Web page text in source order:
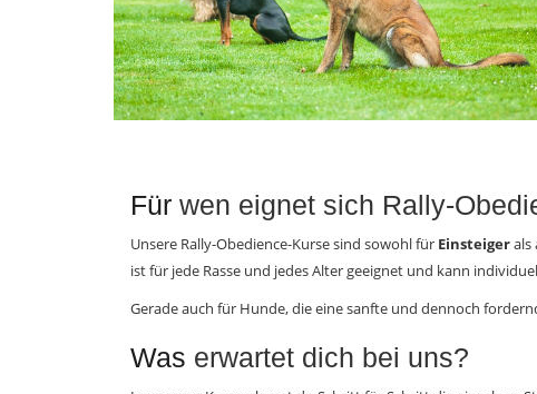
Für wen eignet sich Rally-
Unsere Rally-Obedience-Kurse sind sowohl für Einsteigerals
ist für jede Rasse und jedes Alter geeignet und kann
Gerade auch für Hunde, die eine sanfte und dennoch
Was erwartet dich bei uns?